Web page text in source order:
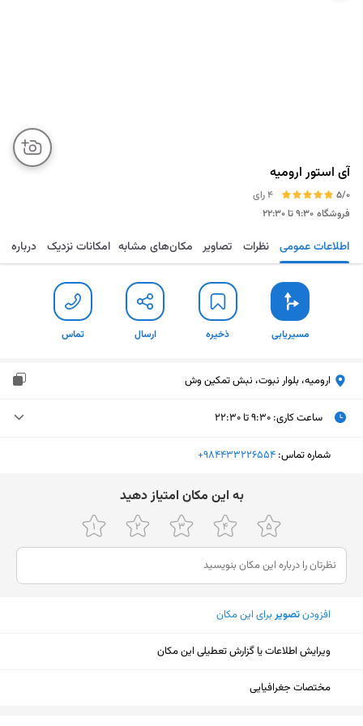
آی استور ارومیه
5/0
4 رای
فروشگاه ۹:۳۰ تا ۲۲:۳۰
مسیریابی ذخیره ارسال تماس اطلاعات عمومی نظرات تصاویر مکان‌های مشابه امکانات نزدیک درباره
مسیریابی ذخیره ارسال تماس
ارومیه، بلوار نبوت، نبش تمکین وش
ساعت کاری: ۹:۳۰ تا ۲۲:۳۰
دوشنبه (امروز)
پنجشنبه
۹:۳۰ تا ۲۲:۳۰
جمعه
۹:۳۰ تا ۲۲:۳۰
شنبه
یکشنبه
شماره تماس: ‎+984433226554
ﺑﻪ اﯾﻦ ﻣﮑﺎن اﻣﺘﯿﺎز دﻫﯿﺪ
افزودنتصویربرای این مکان
ویرایش اطلاعات یا گزارش تعطیلی این مکان
مختصات جغرافیایی